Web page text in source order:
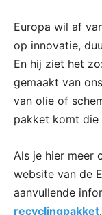
Europa wil af
op innovatie,
En hij ziet het
gemaakt van
van olie of
pakket komt
Als je hier meer
website van de
aanvullende
recyclingpakket.